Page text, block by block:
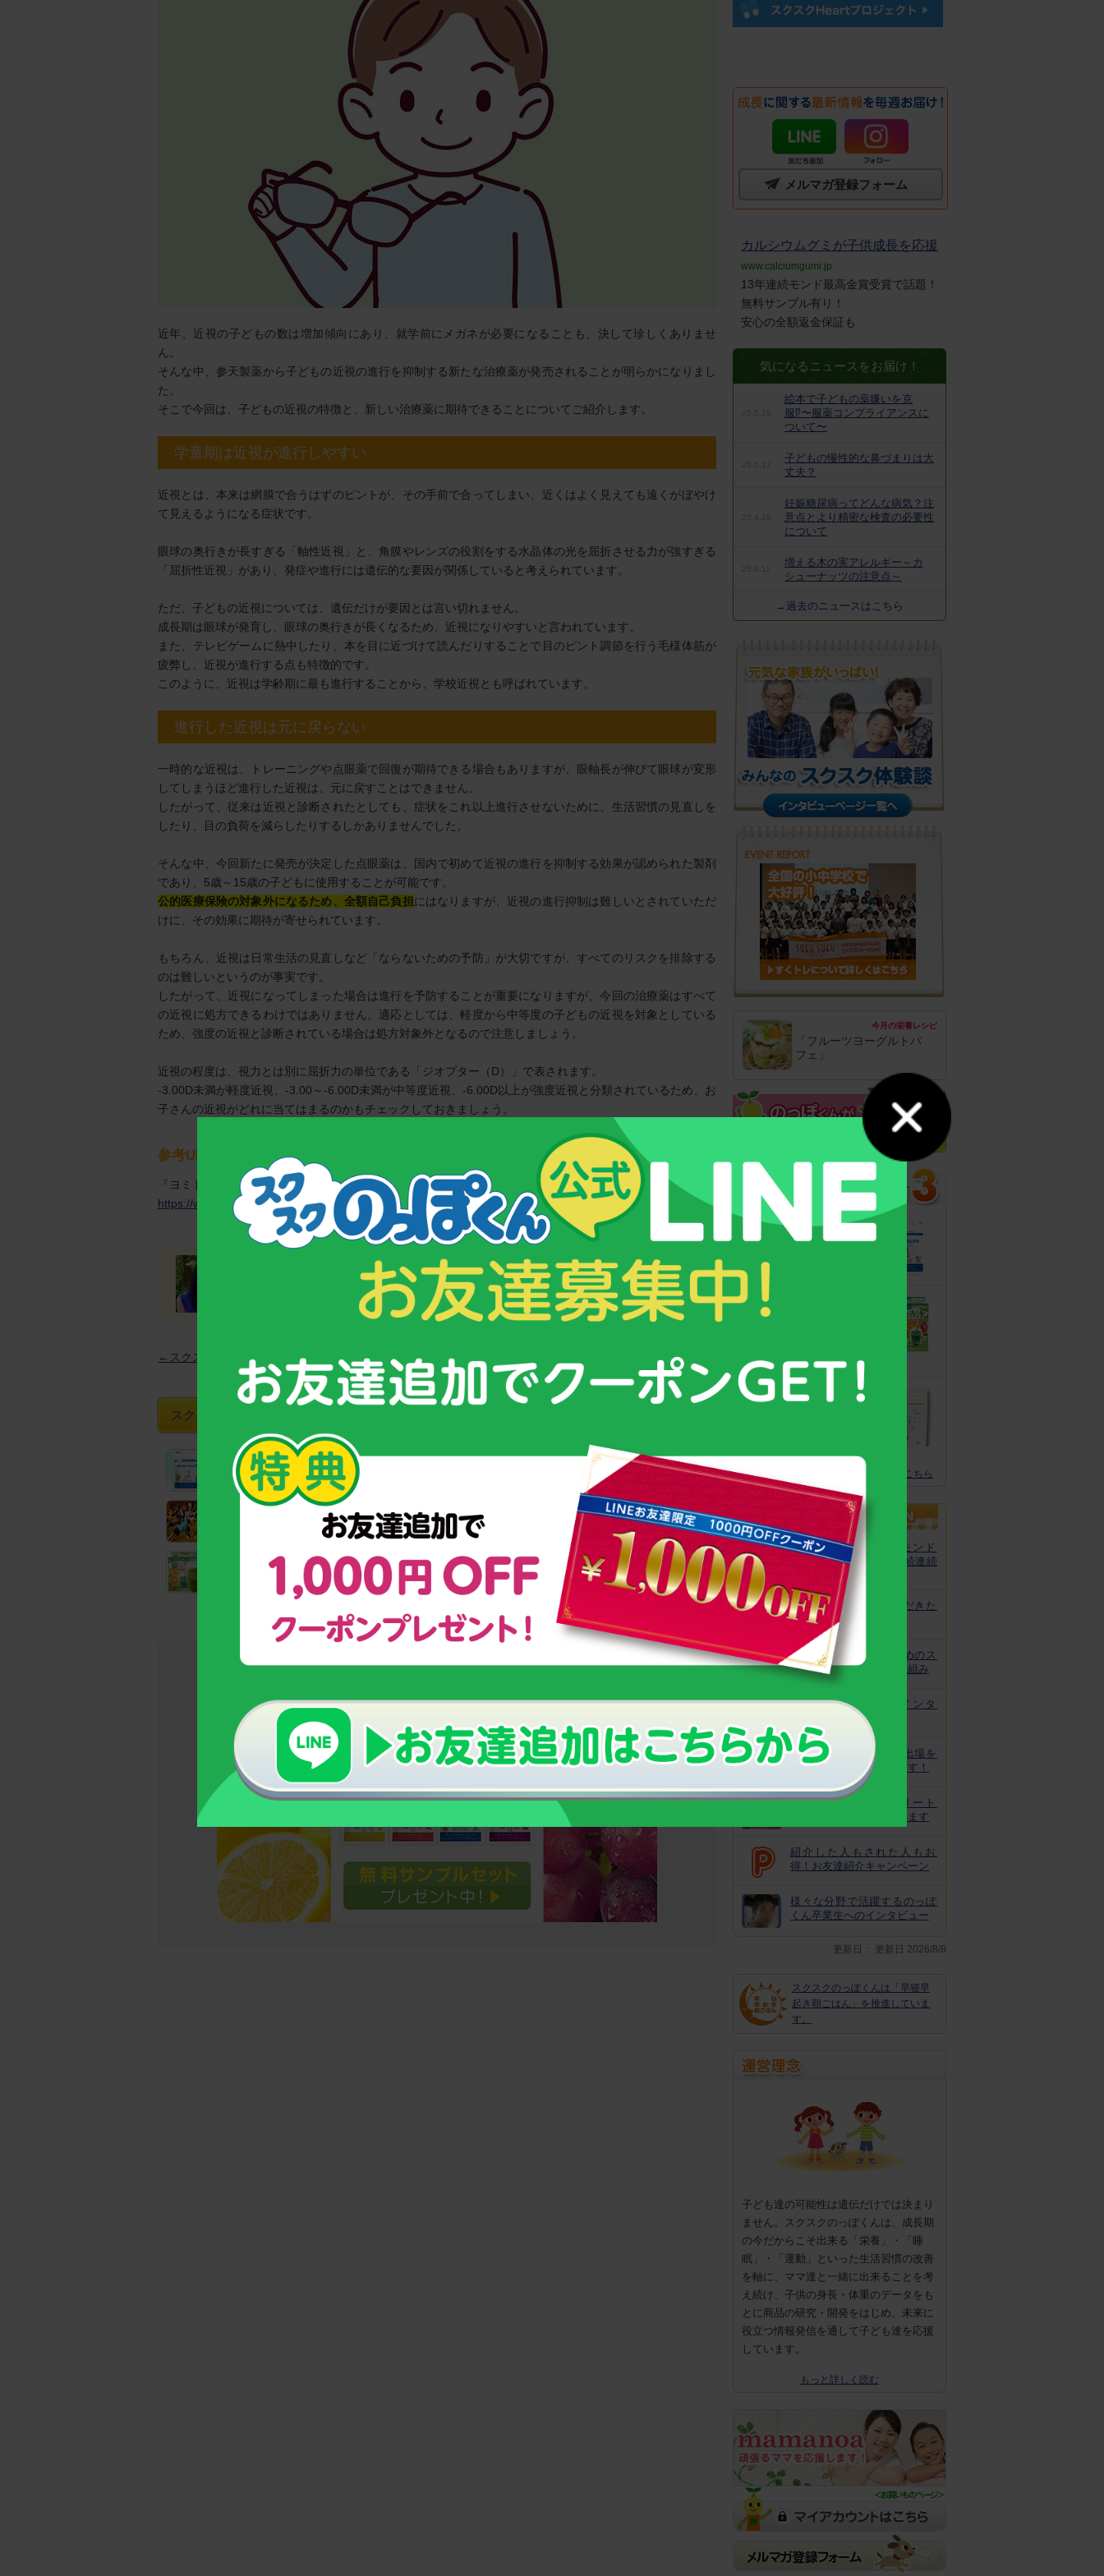
近年、近視の子どもの数は増加傾向にあり、就学前にメガネが必要になることも、決して珍しくありませ
ん。
そんな中、参天製薬から子どもの近視の進行を抑制する新たな治療薬が発売されることが明らかになりまし
た。
そこで今回は、子どもの近視の特徴と、新しい治療薬に期待できることについてご紹介します。
学童期は近視が進行しやすい
近視とは、本来は網膜で合うはずのピントが、その手前で合ってしまい、近くはよく見えても遠くがぼやけ
て見えるようになる症状です。
眼球の奥行きが長すぎる「軸性近視」と、角膜やレンズの役割をする水晶体の光を屈折させる力が強すぎる
「屈折性近視」があり、発症や進行には遺伝的な要因が関係していると考えられています。
ただ、子どもの近視については、遺伝だけが要因とは言い切れません。
成長期は眼球が発育し、眼球の奥行きが長くなるため、近視になりやすいと言われています。
また、テレビゲームに熱中したり、本を目に近づけて読んだりすることで目のピント調節を行う毛様体筋が
疲弊し、近視が進行する点も特徴的です。
このように、近視は学齢期に最も進行することから、学校近視とも呼ばれています。
進行した近視は元に戻らない
一時的な近視は、トレーニングや点眼薬で回復が期待できる場合もありますが、眼軸長が伸びて眼球が変形
してしまうほど進行した近視は、元に戻すことはできません。
したがって、従来は近視と診断されたとしても、症状をこれ以上進行させないために、生活習慣の見直しを
したり、目の負荷を減らしたりするしかありませんでした。
そんな中、今回新たに発売が決定した点眼薬は、国内で初めて近視の進行を抑制する効果が認められた製剤
であり、5歳～15歳の子どもに使用することが可能です。
公的医療保険の対象外になるため、全額自己負担 にはなりますが、近視の進行抑制は難しいとされていただ
けに、その効果に期待が寄せられています。
もちろん、近視は日常生活の見直しなど「ならないための予防」が大切ですが、すべてのリスクを排除する
のは難しいというのが事実です。
したがって、近視になってしまった場合は進行を予防することが重要になりますが、今回の治療薬はすべて
の近視に処方できるわけではありません。適応としては、軽度から中等度の子どもの近視を対象としている
ため、強度の近視と診断されている場合は処方対象外となるので注意しましょう。
近視の程度は、視力とは別に屈折力の単位である「ジオプター（D）」で表されます。
-3.00D未満が軽度近視、-3.00～-6.00D未満が中等度近視、-6.00D以上が強度近視と分類されているため、お
子さんの近視がどれに当てはまるのかもチェックしておきましょう。
参考URL
『ヨミドクター』
https://www.yomiuri.co.jp/yomidr/article/20250319-OYT1T50055/?catname=news-kaisetsu_news
MR(医薬情報担当者)：編集部スタッフ：古谷祥子
←スクスクNews一覧へ
スクスクのっぽくんおすすめグッズ&コンテンツ
【お客様支持率No.1！】
成長期サポート食品「カルシウムグミ」
スクスク育つための３つのポイント！
子供が成長する仕組みとは？
全国の教育機関でも実践！
子どもの姿勢力アップトレーニング
オリンピックを目指す少年少女に密着！
強さの秘密は【栄養管理】にあった！
野菜と乳酸菌たっぷり！
野菜不足のお子様のための青汁！
小さなお子様の栄養補給におすすめ！
幼児期からの「こども食育グミ」
のっぽくんの成長サポートグッズについて
メルマガ登録フォーム
カルシウムグミが子供成長を応援
www.calciumgumi.jp
13年連続モンド最高金賞受賞で話題！
無料サンプル有り！
安心の全額返金保証も
気になるニュースをお届け！
絵本で子どもの薬嫌いを克
服⁉︎〜服薬コンプライアンスに
ついて〜
子どもの慢性的な鼻づまりは大
丈夫？
妊娠糖尿病ってどんな病気？注
意点とより精密な検査の必要性
について
増える木の実アレルギー～カ
シューナッツの注意点～
→過去のニュースはこちら
今月の栄養レシピ
「フルーツヨーグルトパ
フェ」
カルシウムグミ
13年連続モンド
守る力を高める
こども食育グミ
スクスクのっぽくん推奨全グッズはこちら
カルシウムグミが、モンド
「最高金賞」を13年連続連続
非常時にお役立ていただきた
いトレーニング
皆様の安心と安全のためのス
クスクのっぽくんの取り組み
なでしこ宮間選手にインタ
ジュニアオリンピック出場を
目指してがんばっています！
世界で活躍するアスリート
キッズをサポートしています
紹介した人もされた人もお
得！お友達紹介キャンペーン
様々な分野で活躍するのっぽ
くん卒業生へのインタビュー
更新日： 更新日 2026/8/8
スクスクのっぽくんは「早寝早
起き朝ごはん」を推進していま
す。
子ども達の可能性は遺伝だけでは決まり
ません。スクスクのっぽくんは、成長期
の今だからこそ出来る「栄養」・「睡
眠」・「運動」といった生活習慣の改善
を軸に、ママ達と一緒に出来ることを考
え続け、子供の身長・体重のデータをも
とに商品の研究・開発をはじめ、未来に
役立つ情報発信を通して子ども達を応援
しています。
もっと詳しく読む